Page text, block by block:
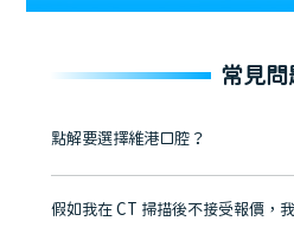
常見問
點解要選擇維港口腔？
維港口腔踐行「醫道濟世」的大學校訓
牌」、「2025香港企業領袖品牌」，是
假如我在 CT 掃描後不接受報價，